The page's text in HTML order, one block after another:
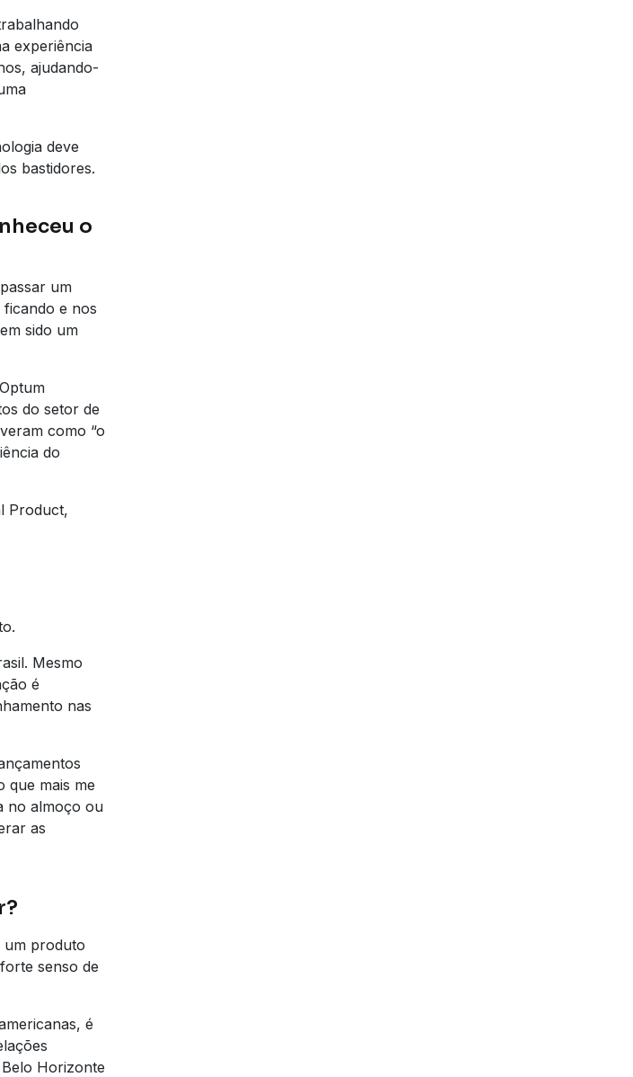
experiência
ajudando-
deve
bastidores.
o
um
e nos
sido um
do setor de
como “o
do
Product,
Mesmo
é
nas
que mais me
no almoço ou
as
um produto
senso de
é
Horizonte